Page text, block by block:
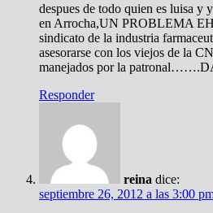
despues de todo quien es luisa y
en Arrocha,UN PROBLEMA
sindicato de la industria
asesorarse con los viejos de la
manejados por la
Responder
reina dice:
septiembre 26, 2012 a las 3:00